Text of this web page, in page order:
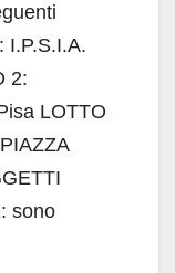
I.P.S.I.A.
2:
LOTTO
sono